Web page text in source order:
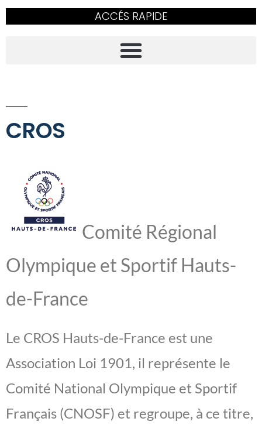
ACCÉS RAPIDE
CROS
Comité Régional
Olympique et Sportif Hauts-
de-France
Le CROS Hauts-de-France est une
Association Loi 1901, il représente le
Comité National Olympique et Sportif
Français (CNOSF) et regroupe, à ce titre,